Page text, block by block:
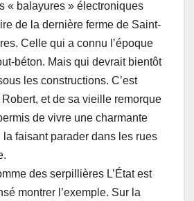
« balayures » électroniques
de la dernière ferme de Saint-
Celle qui a connu l’époque
béton. Mais qui devrait bientôt
les constructions. C’est
Robert, et de sa vieille remorque
de vivre une charmante
la faisant parader dans les rues
des serpillières L’État est
montrer l’exemple. Sur la